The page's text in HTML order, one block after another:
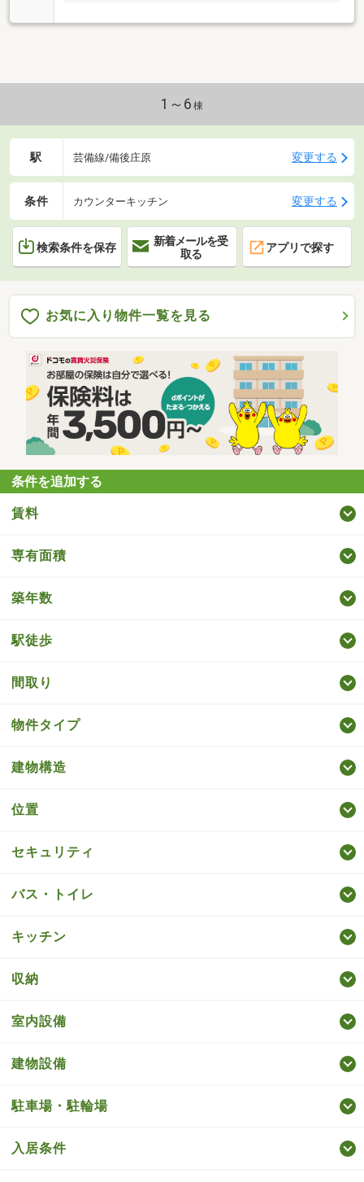
1～6 棟
駅 芸備線/備後庄原 変更する
条件 カウンターキッチン 変更する
検索条件を保存
新着メールを受
取る
アプリで探す
お気に入り物件一覧を見る
条件を追加する
賃料
専有面積
築年数
駅徒歩
間取り
物件タイプ
建物構造
位置
セキュリティ
バス・トイレ
キッチン
収納
室内設備
建物設備
駐車場・駐輪場
入居条件